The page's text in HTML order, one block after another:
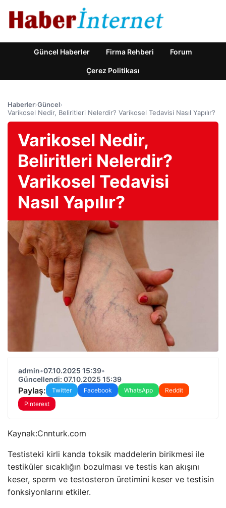
Güncel Haberler Firma Rehberi Forum
Çerez Politikası
Haberler›Güncel›
Varikosel Nedir, Beliritleri Nelerdir? Varikosel Tedavisi Nasıl Yapılır?
Varikosel Nedir,
Beliritleri Nelerdir?
Varikosel Tedavisi
Nasıl Yapılır?
admin•07.10.2025 15:39•
Güncellendi: 07.10.2025 15:39
Paylaş: Twitter Facebook WhatsApp
Reddit
Pinterest
Kaynak:Cnnturk.com
Testisteki kirli kanda toksik maddelerin birikmesi ile
testiküler sıcaklığın bozulması ve testis kan akışını
keser, sperm ve testosteron üretimini keser ve testisin
fonksiyonlarını etkiler.